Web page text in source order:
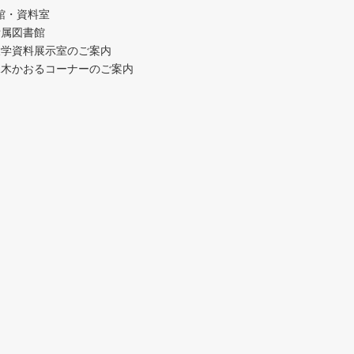
・資料室
図書館
資料展示室のご案内
かおるコーナーのご案内